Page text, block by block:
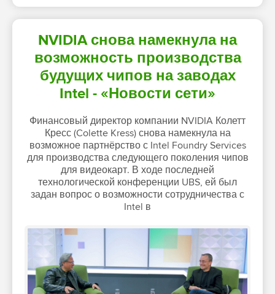
NVIDIA снова намекнула на
возможность производства
будущих чипов на заводах
Intel - «Новости сети»
Финансовый директор компании NVIDIA Колетт
Кресс (Colette Kress) снова намекнула на
возможное партнёрство с Intel Foundry Services
для производства следующего поколения чипов
для видеокарт. В ходе последней
технологической конференции UBS, ей был
задан вопрос о возможности сотрудничества с
Intel в